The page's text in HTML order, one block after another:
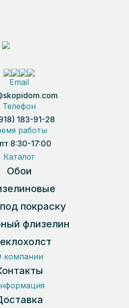
Email
Телефон
183-91-28
работы
8:30-17:00
Каталог
Обои
покраску
флизелин
компании